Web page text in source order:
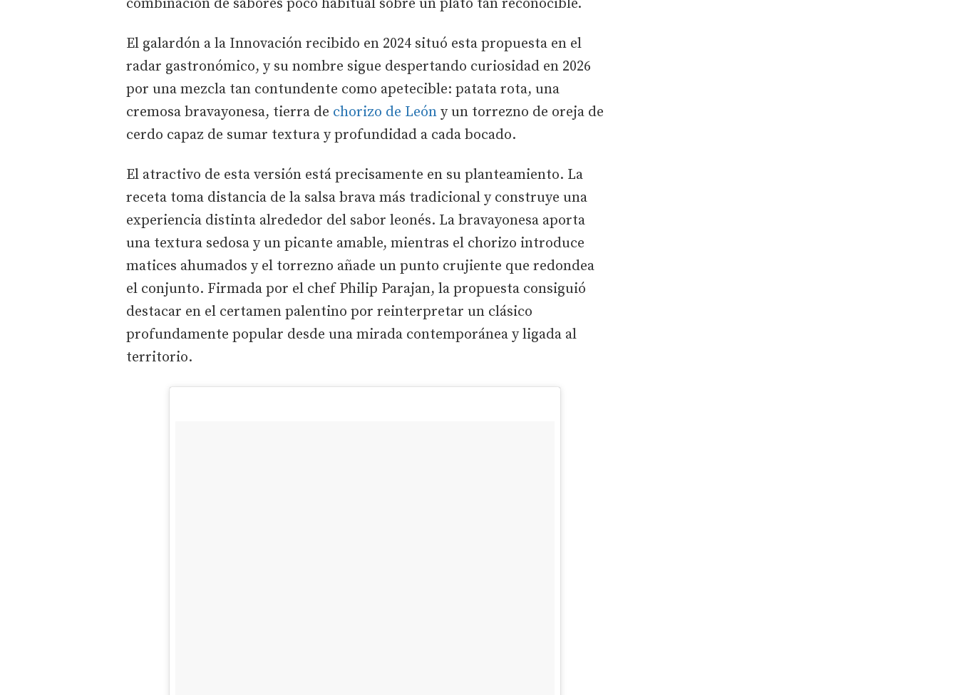
combinación de sabores poco habitual sobre un plato tan reconocible.
El galardón a la Innovación recibido en 2024 situó esta propuesta en el
radar gastronómico, y su nombre sigue despertando curiosidad en 2026
por una mezcla tan contundente como apetecible: patata rota, una
cremosa bravayonesa, tierra de chorizo de León y un torrezno de oreja de
cerdo capaz de sumar textura y profundidad a cada bocado.
El atractivo de esta versión está precisamente en su planteamiento. La
receta toma distancia de la salsa brava más tradicional y construye una
experiencia distinta alrededor del sabor leonés. La bravayonesa aporta
una textura sedosa y un picante amable, mientras el chorizo introduce
matices ahumados y el torrezno añade un punto crujiente que redondea
el conjunto. Firmada por el chef Philip Parajan, la propuesta consiguió
destacar en el certamen palentino por reinterpretar un clásico
profundamente popular desde una mirada contemporánea y ligada al
territorio.